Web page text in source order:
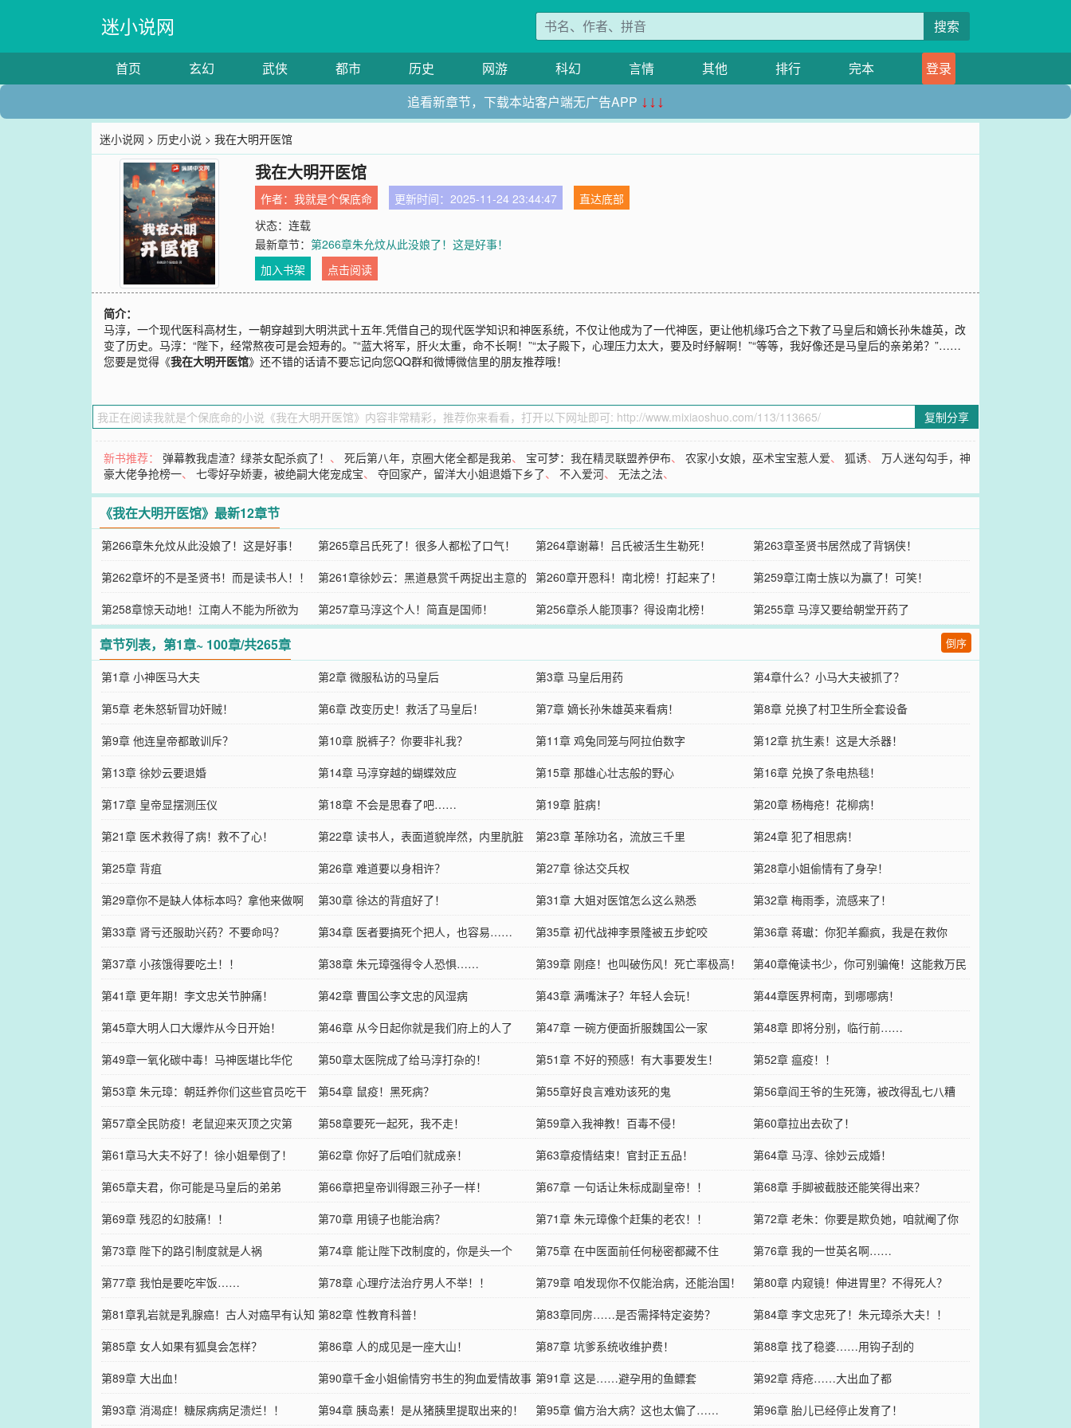
迷小说网 搜索
首页 玄幻 武侠 都市 历史 网游 科幻 言情 其他 排行 完本
登录
追看新章节，下载本站客户端无广告APP ↓↓↓
迷小说网 > 历史小说 > 我在大明开医馆
我在大明开医馆
作者：我就是个保底命 更新时间：2025-11-24 23:44:47
直达底部
状态：连载
最新章节：第266章朱允炆从此没娘了！这是好事！
加入书架
点击阅读
简介：
马淳，一个现代医科高材生，一朝穿越到大明洪武十五年.凭借自己的现代医学知识和神医系统，不仅让他成为了一代神医，更让他机缘巧合之下救了马皇后和嫡长孙朱雄英，改
变了历史。马淳：“陛下，经常熬夜可是会短寿的。”“蓝大将军，肝火太重，命不长啊！”“太子殿下，心理压力太大，要及时纾解啊！”“等等，我好像还是马皇后的亲弟弟？”……
您要是觉得《我在大明开医馆》还不错的话请不要忘记向您QQ群和微博微信里的朋友推荐哦！
复制分享
新书推荐：弹幕教我虐渣？绿茶女配杀疯了！ 、死后第八年，京圈大佬全都是我弟、 宝可梦：我在精灵联盟养伊布、农家小女娘，巫术宝宝惹人爱、狐诱、万人迷勾勾手，神
豪大佬争抢榜一、七零好孕娇妻，被绝嗣大佬宠成宝、夺回家产，留洋大小姐退婚下乡了、不入爱河、无法之法、
《我在大明开医馆》最新12章节
第266章朱允炆从此没娘了！这是好事！ 第265章吕氏死了！很多人都松了口气！ 第264章谢幕！吕氏被活生生勒死！
第263章圣贤书居然成了背锅侠！
第262章坏的不是圣贤书！而是读书人！！
第261章徐妙云：黑道悬赏千两捉出主意的 第260章开恩科！南北榜！打起来了！
第259章江南士族以为赢了！可笑！
第258章惊天动地！江南人不能为所欲为
第257章马淳这个人！简直是国师！ 第256章杀人能顶事？得设南北榜！ 第255章 马淳又要给朝堂开药了
章节列表，第1章~ 100章/共265章 倒序
第1章 小神医马大夫 第2章 微服私访的马皇后 第3章 马皇后用药
第4章什么？小马大夫被抓了？
第5章 老朱怒斩冒功奸贼！
第6章 改变历史！救活了马皇后！ 第7章 嫡长孙朱雄英来看病！
第8章 兑换了村卫生所全套设备
第9章 他连皇帝都敢训斥？
第10章 脱裤子？你要非礼我？ 第11章 鸡兔同笼与阿拉伯数字
第12章 抗生素！这是大杀器！
第13章 徐妙云要退婚
第14章 马淳穿越的蝴蝶效应 第15章 那雄心壮志般的野心
第16章 兑换了条电热毯！
第17章 皇帝显摆测压仪
第18章 不会是思春了吧…… 第19章 脏病！
第20章 杨梅疮！花柳病！
第21章 医术救得了病！救不了心！
第22章 读书人，表面道貌岸然，内里肮脏 第23章 革除功名，流放三千里
第24章 犯了相思病！
第25章 背疽
第26章 难道要以身相许？ 第27章 徐达交兵权
第28章小姐偷情有了身孕！
第29章你不是缺人体标本吗？拿他来做啊
第30章 徐达的背疽好了！ 第31章 大姐对医馆怎么这么熟悉
第32章 梅雨季，流感来了！
第33章 肾亏还服助兴药？不要命吗？
第34章 医者要搞死个把人，也容易…… 第35章 初代战神李景隆被五步蛇咬
第36章 蒋瓛：你犯羊癫疯，我是在救你
第37章 小孩饿得要吃土！！
第38章 朱元璋强得令人恐惧…… 第39章 刚痉！也叫破伤风！死亡率极高！
第40章俺读书少，你可别骗俺！这能救万民
第41章 更年期！李文忠关节肿痛！
第42章 曹国公李文忠的风湿病 第43章 满嘴沫子？年轻人会玩！
第44章医界柯南，到哪哪病！
第45章大明人口大爆炸从今日开始！
第46章 从今日起你就是我们府上的人了 第47章 一碗方便面折服魏国公一家
第48章 即将分别，临行前……
第49章一氧化碳中毒！马神医堪比华佗
第50章太医院成了给马淳打杂的！ 第51章 不好的预感！有大事要发生！
第52章 瘟疫！！
第53章 朱元璋：朝廷养你们这些官员吃干
第54章 鼠疫！黑死病？ 第55章好良言难劝该死的鬼
第56章阎王爷的生死簿，被改得乱七八糟
第57章全民防疫！老鼠迎来灭顶之灾第
第58章要死一起死，我不走！ 第59章入我神教！百毒不侵！
第60章拉出去砍了！
第61章马大夫不好了！徐小姐晕倒了！
第62章 你好了后咱们就成亲！ 第63章疫情结束！官封正五品！
第64章 马淳、徐妙云成婚！
第65章夫君，你可能是马皇后的弟弟
第66章把皇帝训得跟三孙子一样！ 第67章 一句话让朱标成副皇帝！！
第68章 手脚被截肢还能笑得出来？
第69章 残忍的幻肢痛！！
第70章 用镜子也能治病？ 第71章 朱元璋像个赶集的老农！！
第72章 老朱：你要是欺负她，咱就阉了你
第73章 陛下的路引制度就是人祸
第74章 能让陛下改制度的，你是头一个 第75章 在中医面前任何秘密都藏不住
第76章 我的一世英名啊……
第77章 我怕是要吃牢饭……
第78章 心理疗法治疗男人不举！！ 第79章 咱发现你不仅能治病，还能治国！
第80章 内窥镜！伸进胃里？不得死人？
第81章乳岩就是乳腺癌！古人对癌早有认知 第82章 性教育科普！ 第83章同房……是否需择特定姿势？
第84章 李文忠死了！朱元璋杀大夫！！
第85章 女人如果有狐臭会怎样？
第86章 人的成见是一座大山！ 第87章 坑爹系统收维护费！
第88章 找了稳婆……用钩子刮的
第89章 大出血！
第90章千金小姐偷情穷书生的狗血爱情故事 第91章 这是……避孕用的鱼鳔套
第92章 痔疮……大出血了都
第93章 消渴症！糖尿病病足溃烂！！
第94章 胰岛素！是从猪胰里提取出来的！ 第95章 偏方治大病？这也太偏了…… 第96章 胎儿已经停止发育了！